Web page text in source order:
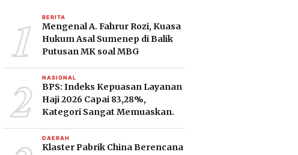
1 BERITA
Mengenal A. Fahrur Rozi, Kuasa
Hukum Asal Sumenep di Balik
Putusan MK soal MBG
2 NASIONAL
BPS: Indeks Kepuasan Layanan
Haji 2026 Capai 83,28%,
Kategori Sangat Memuaskan.
DAERAH
Klaster Pabrik China Berencana